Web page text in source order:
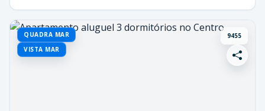
QUADRA MAR
VISTA MAR
9455